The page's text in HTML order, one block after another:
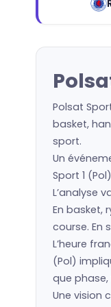
Polsat
basket,
sport.
Un
Sport 1
L’analyse
En basket,
course. En
L’heure
(Pol)
que
Une vision